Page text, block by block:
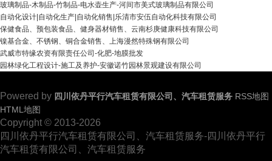
玻璃制品-木制品-竹制品-电水壶生产-河间市美式玻璃制品有限公司
自动化设计|自动化生产|自动化销售|乐清市安伍自动化科技有限公司
保健食品、预包装食品、健身器材销售、云南杉庚健康科技有限公司
镍基合金、不锈钢、铜合金销售、上海漫然特殊钢有限公司
武威市特缘农资有限责任公司-化肥-地膜批发
园林绿化工程设计-施工及养护-安徽诺竹园林景观建设有限公司
Powered by 四川依丹平行汽车租赁有限公司、汽车租赁服务 RSS地图
HTML地图
Copyright © 2013-2026
四川依丹平行汽车租赁有限公司、汽车租赁服务-四川依丹平行
汽车租赁有限公司、汽车租赁服务